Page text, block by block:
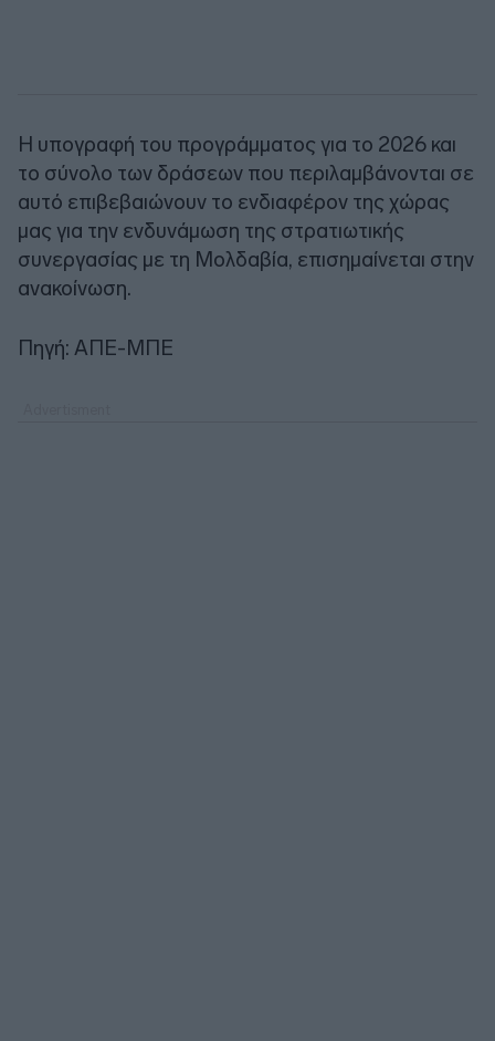
Η υπογραφή του προγράμματος για το 2026 και
το σύνολο των δράσεων που περιλαμβάνονται σε
αυτό επιβεβαιώνουν το ενδιαφέρον της χώρας
μας για την ενδυνάμωση της στρατιωτικής
συνεργασίας με τη Μολδαβία, επισημαίνεται στην
ανακοίνωση.
Πηγή: ΑΠΕ-ΜΠΕ